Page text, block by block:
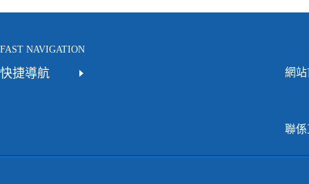
FAST NAVIGATION
快捷導航 網
聯